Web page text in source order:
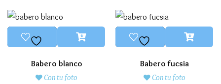
Babero blanco
Con tu foto
Babero fucsia
Con tu foto